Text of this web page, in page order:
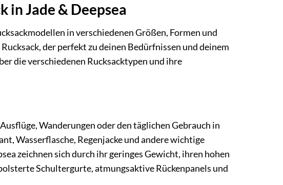
in Jade & Deepsea
in verschiedenen Größen, Formen und
der perfekt zu deinen Bedürfnissen und deinem
die verschiedenen Rucksacktypen und ihre
Wanderungen oder den täglichen Gebrauch in
Wasserflasche, Regenjacke und andere wichtige
zeichnen sich durch ihr geringes Gewicht, ihren hohen
Schultergurte, atmungsaktive Rückenpanels und